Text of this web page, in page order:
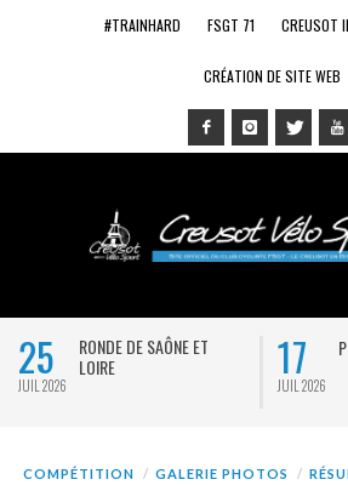
#TRAINHARD FSGT 71 CREUSOT
CRÉATION DE SITE WEB
25
JUIL 2026
RONDE DE SAÔNE ET
LOIRE
17
JUIL 2026
COMPÉTITION GALERIE PHOTOS